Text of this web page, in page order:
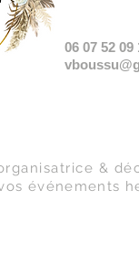
06 07 52 09
&
événements